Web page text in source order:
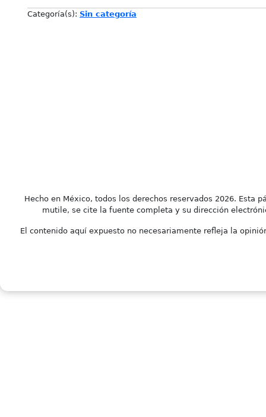
Categoría(s): Sin categoría
Hecho en México, todos los derechos reservados 2026. Esta
mutile, se cite la fuente completa y su dirección
El contenido aquí expuesto no necesariamente refleja la